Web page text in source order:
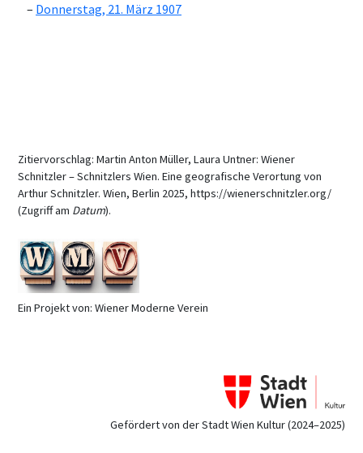
Donnerstag, 21. März 1907
Zitiervorschlag: Martin Anton Müller, Laura Untner: Wiener
Schnitzler – Schnitzlers Wien. Eine geografische Verortung von
Arthur Schnitzler. Wien, Berlin 2025, https://wienerschnitzler.org/
(Zugriff am Datum).
Ein Projekt von: Wiener Moderne Verein
Gefördert von der Stadt Wien Kultur (2024–2025)